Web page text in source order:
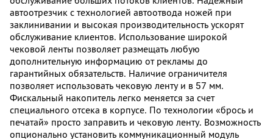
автоотрезчик с технологией автоотвода ножей при
заклинивании и высокая производительность ускорят
обслуживание клиентов. Использование широкой
чековой ленты позволяет размещать любую
дополнительную информацию от рекламы до
гарантийных обязательств. Наличие ограничителя
позволяет использовать чековую ленту и в 57 мм.
Фискальный накопитель легко меняется за счет
специального отсека в корпусе. По технологии «брось и
печатай» просто заправить и чековую ленту. Возможность
опционально установить коммуникационный модуль